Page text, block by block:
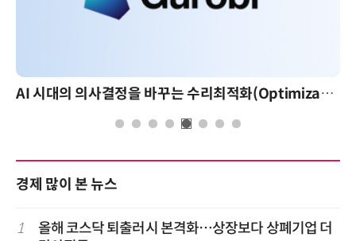
AI 시대의 의사결정을 바꾸는 수리최적화(Optimization): 실제 산업 적용 사례와 활용 전략
경제 많이 본 뉴스
1
올해 코스닥 퇴출러시 본격화…상장보다 상폐기업 더